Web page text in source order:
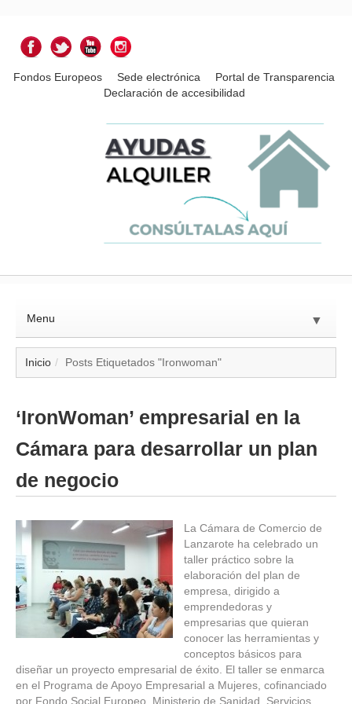
Fondos Europeos Sede electrónica
Portal de Transparencia
Declaración de accesibilidad
Menu ▼
▼
Inicio Posts Etiquetados "Ironwoman"
‘IronWoman’ empresarial en la
Cámara para desarrollar un plan
de negocio
La Cámara de Comercio de
Lanzarote ha celebrado un
taller práctico sobre la
elaboración del plan de
empresa, dirigido a
emprendedoras y
empresarias que quieran
conocer las herramientas y
conceptos básicos para
diseñar un proyecto empresarial de éxito. El taller se enmarca
en el Programa de Apoyo Empresarial a Mujeres, cofinanciado
por Fondo Social Europeo, Ministerio de Sanidad, Servicios